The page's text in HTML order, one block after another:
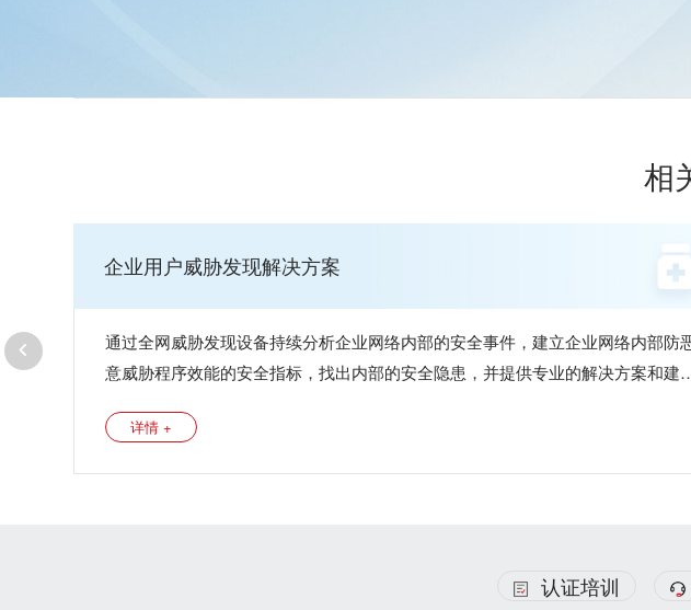
相
企业用户威胁发现解决方案
通过全网威胁发现设备持续分析企业网络内部的安全事件，建立企业网络内部防
意威胁程序效能的安全指标，找出内部的安全隐患，并提供专业的解决方案和建
详情 +
认证培训